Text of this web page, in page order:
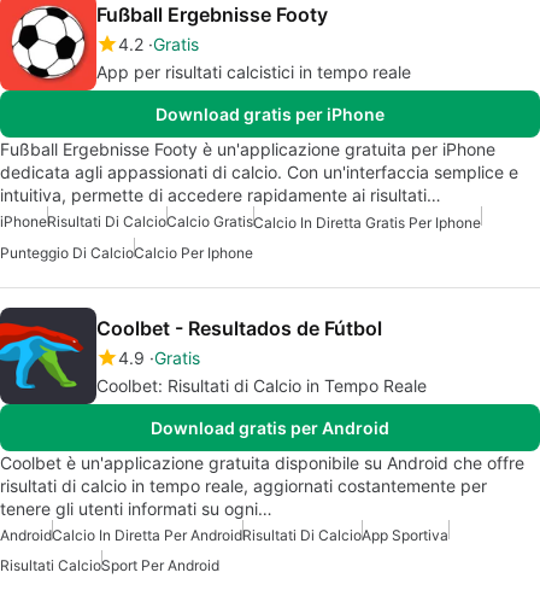
Fußball Ergebnisse Footy
4.2 Gratis
App per risultati calcistici in tempo reale
Download gratis per iPhone
Fußball Ergebnisse Footy è un'applicazione gratuita per iPhone
dedicata agli appassionati di calcio. Con un'interfaccia semplice e
intuitiva, permette di accedere rapidamente ai risultati…
iPhoneRisultati Di CalcioCalcio GratisCalcio In Diretta Gratis Per Iphone
Punteggio Di CalcioCalcio Per Iphone
Coolbet - Resultados de Fútbol
4.9 Gratis
Coolbet: Risultati di Calcio in Tempo Reale
Download gratis per Android
Coolbet è un'applicazione gratuita disponibile su Android che offre
risultati di calcio in tempo reale, aggiornati costantemente per
tenere gli utenti informati su ogni…
AndroidCalcio In Diretta Per AndroidRisultati Di CalcioApp Sportiva
Risultati CalcioSport Per Android